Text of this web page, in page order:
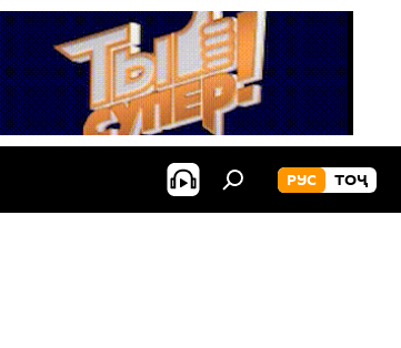
РУС ТОҶ